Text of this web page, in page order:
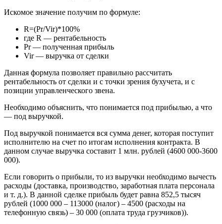
Искомое значение получим по формуле:
R=(Pr/Vir)*100%
где R — рентабельность
Pr — полученная прибыль
Vir — выручка от сделки
Данная формула позволяет правильно рассчитать
рентабельность от сделки и с точки зрения бухучета, и с
позиции управленческого звена.
Необходимо объяснить, что понимается под прибылью, а что
— под выручкой.
Под выручкой понимается вся сумма денег, которая поступит
исполнителю на счет по итогам исполнения контракта. В
данном случае выручка составит 1 млн. рублей (4600 000-3600
000).
Если говорить о прибыли, то из выручки необходимо вычесть
расходы (доставка, производство, заработная плата персонала
и т. д.). В данной сделке прибыль будет равна 852,5 тысяч
рублей (1000 000 – 113000 (налог) – 4500 (расходы на
телефонную связь) – 30 000 (оплата труда грузчиков)).